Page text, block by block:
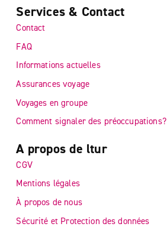
Services & Contact
Contact
FAQ
Informations actuelles
Assurances voyage
Voyages en groupe
Comment signaler des préoccupations?
A propos de ltur
CGV
Mentions légales
À propos de nous
Sécurité et Protection des données